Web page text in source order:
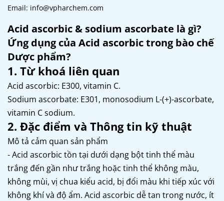
Email: info@vpharchem.com
Acid ascorbic & sodium ascorbate là gì?
Ứng dụng của Acid ascorbic trong bào chế
Dược phẩm?
1. Từ khoá liên quan
Acid ascorbic: E300, vitamin C.
Sodium ascorbate: E301, monosodium L-(+)-ascorbate,
vitamin C sodium.
2. Đặc điểm và Thông tin kỹ thuật
Mô tả cảm quan sản phẩm
- Acid ascorbic tồn tại dưới dạng bột tinh thể màu
trắng đến gần như trắng hoặc tinh thể không màu,
không mùi, vị chua kiểu acid, bị đổi màu khi tiếp xúc với
không khí và độ ẩm. Acid ascorbic dễ tan trong nước, ít